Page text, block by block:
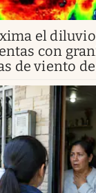
el
con
de viento